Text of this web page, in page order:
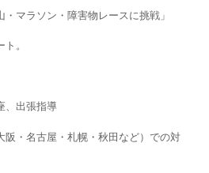
マラソン・障害物レースに挑戦」
。
、出張指導
阪・名古屋・札幌・秋田など）での対